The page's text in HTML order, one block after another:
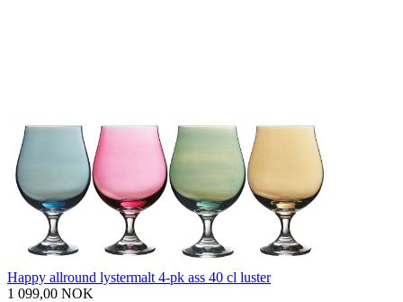
Happy allround lystermalt 4-pk ass 40 cl luster
1 099,00 NOK